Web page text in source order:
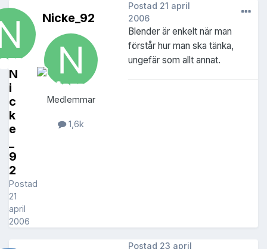
N
i
c
k
e
_
9
2
Postad
21
april
2006
Nicke_92
Medlemmar
1,6k
Postad 21 april
2006
Blender är enkelt när man
förstår hur man ska tänka,
ungefär som allt annat.
Postad 23 april